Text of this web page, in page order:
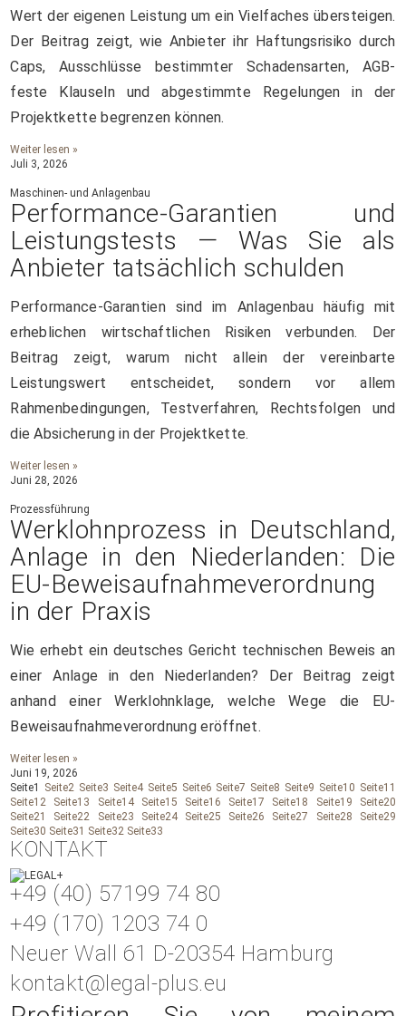
Wert der eigenen Leistung um ein Vielfaches übersteigen.
Der Beitrag zeigt, wie Anbieter ihr Haftungsrisiko durch
Caps, Ausschlüsse bestimmter Schadensarten, AGB-
feste Klauseln und abgestimmte Regelungen in der
Projektkette begrenzen können.
Weiter lesen »
Juli 3, 2026
Maschinen- und Anlagenbau
Performance-Garantien und
Leistungstests — Was Sie als
Anbieter tatsächlich schulden
Performance-Garantien sind im Anlagenbau häufig mit
erheblichen wirtschaftlichen Risiken verbunden. Der
Beitrag zeigt, warum nicht allein der vereinbarte
Leistungswert entscheidet, sondern vor allem
Rahmenbedingungen, Testverfahren, Rechtsfolgen und
die Absicherung in der Projektkette.
Weiter lesen »
Juni 28, 2026
Prozessführung
Werklohnprozess in Deutschland,
Anlage in den Niederlanden: Die
EU-Beweisaufnahmeverordnung
in der Praxis
Wie erhebt ein deutsches Gericht technischen Beweis an
einer Anlage in den Niederlanden? Der Beitrag zeigt
anhand einer Werklohnklage, welche Wege die EU-
Beweisaufnahmeverordnung eröffnet.
Weiter lesen »
Juni 19, 2026
Seite1 Seite2 Seite3 Seite4 Seite5 Seite6 Seite7 Seite8 Seite9 Seite10 Seite11
Seite12 Seite13 Seite14 Seite15 Seite16 Seite17 Seite18 Seite19 Seite20
Seite21 Seite22 Seite23 Seite24 Seite25 Seite26 Seite27 Seite28 Seite29
Seite30 Seite31 Seite32 Seite33
KONTAKT
+49 (40) 57199 74 80
+49 (170) 1203 74 0
Neuer Wall 61 D-20354 Hamburg
kontakt@legal-plus.eu